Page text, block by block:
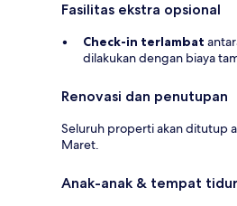
Fasilitas ekstra opsional
Check-in terlambat
dilakukan dengan biaya
Renovasi dan penutupan
Seluruh properti akan ditutup
Maret.
Anak-anak & tempat